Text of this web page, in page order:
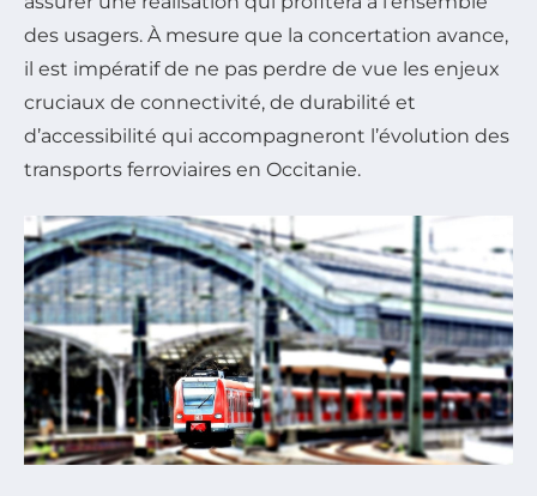
des usagers. À mesure que la concertation avance,
il est impératif de ne pas perdre de vue les enjeux
cruciaux de connectivité, de durabilité et
d’accessibilité qui accompagneront l’évolution des
transports ferroviaires en Occitanie.